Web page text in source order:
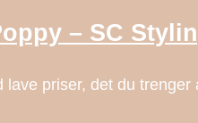
– SC
priser, det du